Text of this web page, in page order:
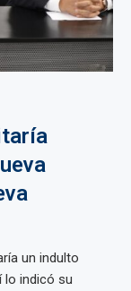
un indulto
lo indicó su